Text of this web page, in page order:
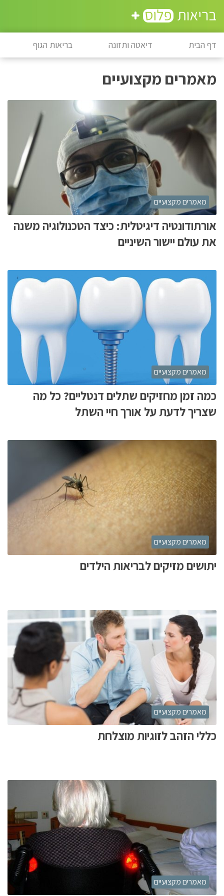
דף הבית דיאטה ותזונה בריאות הגוף
מאמרים מקצועיים
מאמרים מקצועיים
אורתודונטיה דיגיטלית: כיצד הטכנולוגיה משנה
את עולם יישור השיניים
מאמרים מקצועיים
כמה זמן מחזיקים שתלים דנטליים? כל מה
שצריך לדעת על אורך חיי השתל
מאמרים מקצועיים
יתושים מזיקים לבריאות הילדים
מאמרים מקצועיים
כללי הזהב לזוגיות מוצלחת
מאמרים מקצועיים